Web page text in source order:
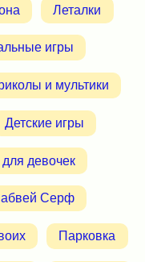
Леталки
игры
и мультики
Детские игры
девочек
Серф
Парковка